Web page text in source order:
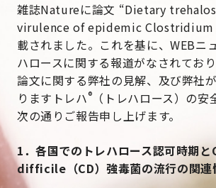
雑誌Natureに論文 “Dietary
virulence of epidemic
載されました。これを基に、WEBニ
ハロースに関する報道がなされてお
論文に関する弊社の見解、及び弊社
りますトレハ®
（トレハロース）の安
次の通りご報告申し上げます。
1．各国でのトレハロース認可時期と
difficile （CD）強毒菌の流行の関連